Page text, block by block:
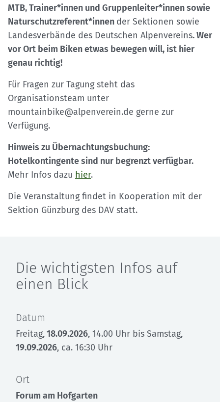
MTB, Trainer*innen und Gruppenleiter*innen sowie
Naturschutzreferent*innen der Sektionen sowie
Landesverbände des Deutschen Alpenvereins. Wer
vor Ort beim Biken etwas bewegen will, ist hier
genau richtig!
Für Fragen zur Tagung steht das
Organisationsteam unter
mountainbike@alpenverein.de gerne zur
Verfügung.
Hinweis zu Übernachtungsbuchung:
Hotelkontingente sind nur begrenzt verfügbar.
Mehr Infos dazu hier.
Die Veranstaltung findet in Kooperation mit der
Sektion Günzburg des DAV statt.
Die wichtigsten Infos auf
einen Blick
Datum
Freitag,18.09.2026, 14.00 Uhr bis Samstag,
19.09.2026, ca. 16:30 Uhr
Ort
Forum am Hofgarten